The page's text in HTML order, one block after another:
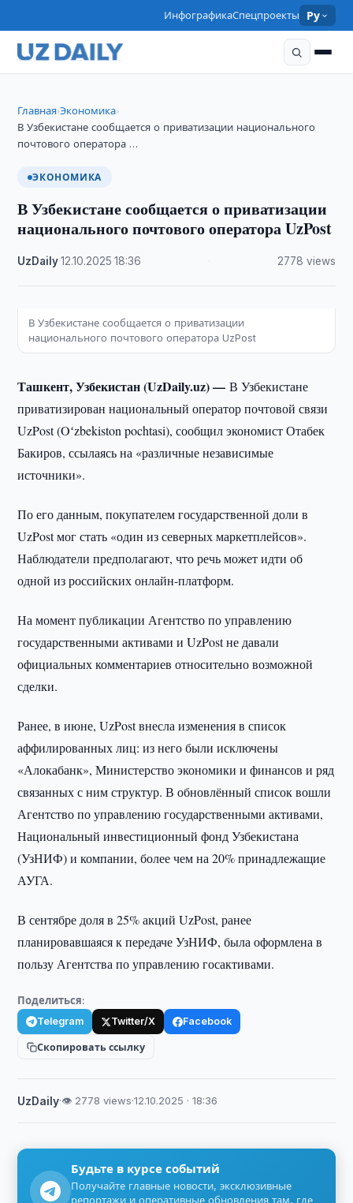
ИнфографикаСпецпроекты Ру
Главная›Экономика›
В Узбекистане сообщается о приватизации национального
почтового оператора …
ЭКОНОМИКА
В Узбекистане сообщается о приватизации
национального почтового оператора UzPost
UzDaily·12.10.2025 ·18:36 2778 views
В Узбекистане сообщается о приватизации
национального почтового оператора UzPost
Ташкент, Узбекистан (UzDaily.uz) —В Узбекистане
приватизирован национальный оператор почтовой связи
UzPost (Oʻzbekiston pochtasi), сообщил экономист Отабек
Бакиров, ссылаясь на «различные независимые
источники».
По его данным, покупателем государственной доли в
UzPost мог стать «один из северных маркетплейсов».
Наблюдатели предполагают, что речь может идти об
одной из российских онлайн-платформ.
На момент публикации Агентство по управлению
государственными активами и UzPost не давали
официальных комментариев относительно возможной
сделки.
Ранее, в июне, UzPost внесла изменения в список
аффилированных лиц: из него были исключены
«Алокабанк», Министерство экономики и финансов и ряд
связанных с ним структур. В обновлённый список вошли
Агентство по управлению государственными активами,
Национальный инвестиционный фонд Узбекистана
(УзНИФ) и компании, более чем на 20% принадлежащие
АУГА.
В сентябре доля в 25% акций UzPost, ранее
планировавшаяся к передаче УзНИФ, была оформлена в
пользу Агентства по управлению госактивами.
Поделиться:
Telegram Twitter/X Facebook
Скопировать ссылку
UzDaily·👁 2778 views·12.10.2025 · 18:36
Будьте в курсе событий
Получайте главные новости, эксклюзивные
репортажи и оперативные обновления там, где